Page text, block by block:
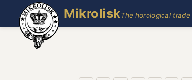
MikroliskThe horological trade